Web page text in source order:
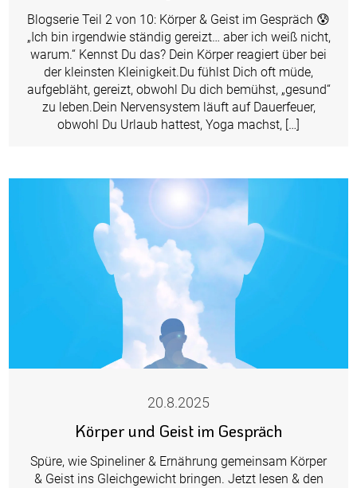
Blogserie Teil 2 von 10: Körper & Geist im Gespräch 😰
„Ich bin irgendwie ständig gereizt… aber ich weiß nicht,
warum.“ Kennst Du das? Dein Körper reagiert über bei
der kleinsten Kleinigkeit.Du fühlst Dich oft müde,
aufgebläht, gereizt, obwohl Du dich bemühst, „gesund“
zu leben.Dein Nervensystem läuft auf Dauerfeuer,
obwohl Du Urlaub hattest, Yoga machst, […]
20.8.2025
Körper und Geist im Gespräch
Spüre, wie Spineliner & Ernährung gemeinsam Körper
& Geist ins Gleichgewicht bringen. Jetzt lesen & den